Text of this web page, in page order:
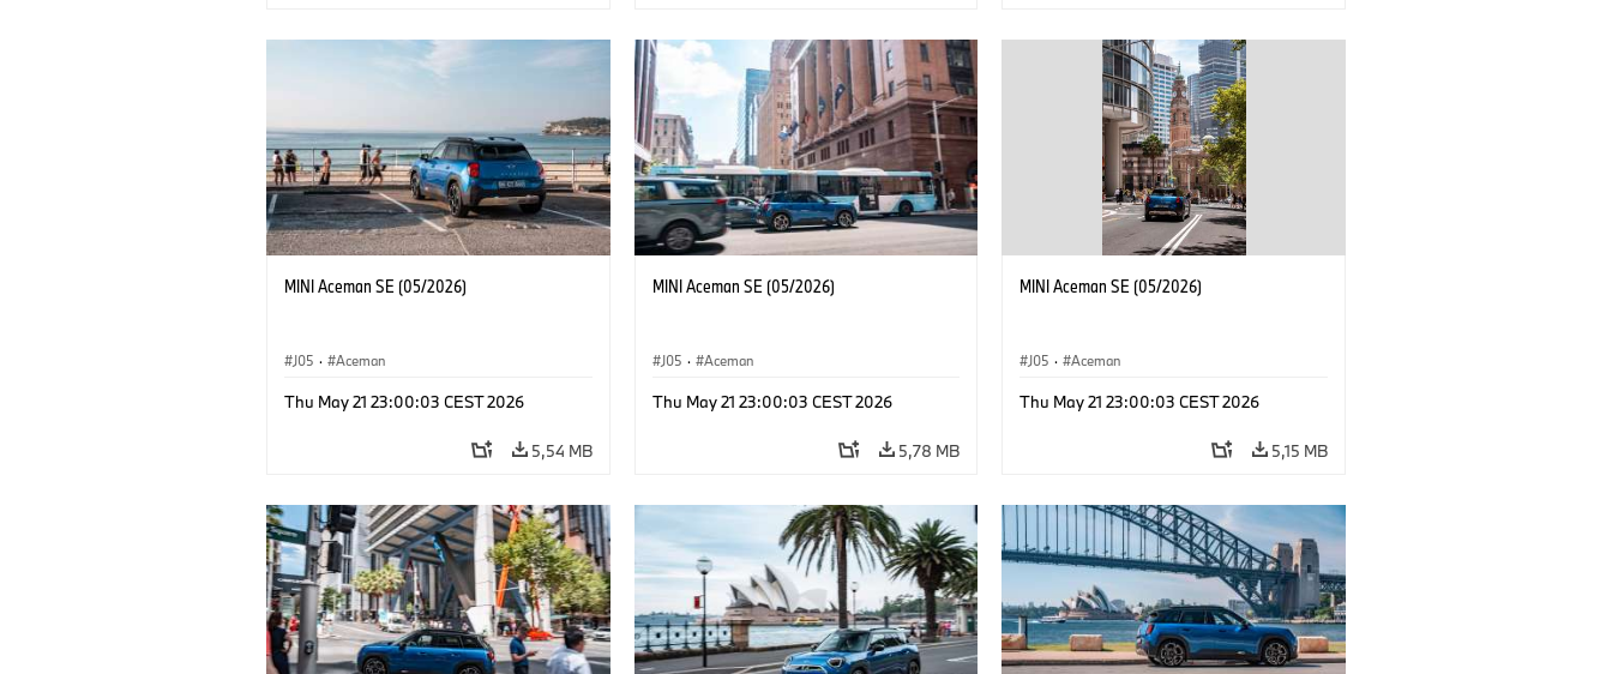
MINI Aceman SE (05/2026)
J05 · Aceman
Thu May 21 23:00:03 CEST 2026
5,54 MB
MINI Aceman SE (05/2026)
J05 · Aceman
Thu May 21 23:00:03 CEST 2026
5,78 MB
MINI Aceman SE (05/2026)
J05 · Aceman
Thu May 21 23:00:03 CEST 2026
5,15 MB